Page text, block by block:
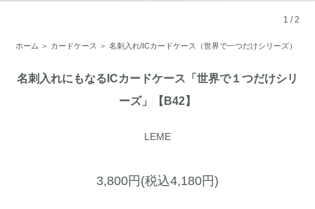
1 /2
ホーム ＞ カードケース ＞名刺入れ/ICカードケース（世界で一つだけシリーズ）
名刺入れにもなるICカードケース「世界で１つだけシリ
ーズ」【B42】
LEME
3,800円(税込4,180円)